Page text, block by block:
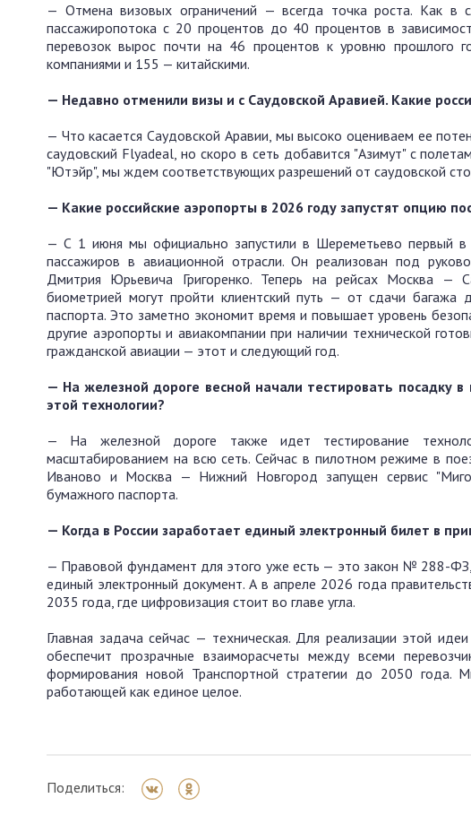
— Отмена визовых ограничений — всегда точка роста. Как
пассажиропотока с 20 процентов до 40 процентов в
перевозок вырос почти на 46 процентов к уровню прошлого
компаниями и 155 — китайскими.
— Недавно отменили визы и с Саудовской Аравией. Какие
— Что касается Саудовской Аравии, мы высоко оцениваем ее
саудовский Flyadeal, но скоро в сеть добавится "Азимут" с
"Ютэйр", мы ждем соответствующих разрешений от саудовской
— Какие российские аэропорты в 2026 году запустят опцию
— С 1 июня мы официально запустили в Шереметьево первый в
пассажиров в авиационной отрасли. Он реализован под
Дмитрия Юрьевича Григоренко. Теперь на рейсах Москва —
биометрией могут пройти клиентский путь — от сдачи
паспорта. Это заметно экономит время и повышает уровень
другие аэропорты и авиакомпании при наличии технической
гражданской авиации — этот и следующий год.
— На железной дороге весной начали тестировать посадку
этой технологии?
— На железной дороге также идет тестирование
масштабированием на всю сеть. Сейчас в пилотном режиме в
Иваново и Москва — Нижний Новгород запущен сервис
бумажного паспорта.
— Когда в России заработает единый электронный билет в
— Правовой фундамент для этого уже есть — это закон № 288-
единый электронный документ. А в апреле 2026 года
2035 года, где цифровизация стоит во главе угла.
Главная задача сейчас — техническая. Для реализации этой
обеспечит прозрачные взаиморасчеты между всеми
формирования новой Транспортной стратегии до 2050
работающей как единое целое.
Поделиться: